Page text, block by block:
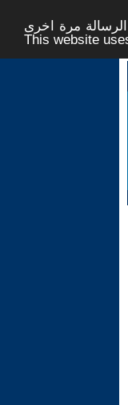
مرة اخرى -
This website